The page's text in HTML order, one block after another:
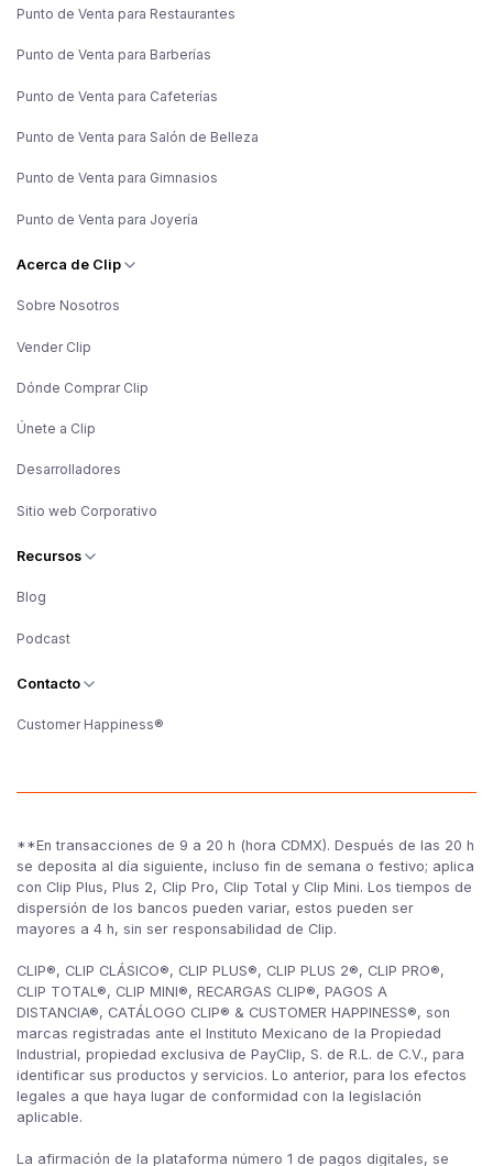
Punto de Venta para Restaurantes
Punto de Venta para Barberías
Punto de Venta para Cafeterías
Punto de Venta para Salón de Belleza
Punto de Venta para Gimnasios
Punto de Venta para Joyería
Acerca de Clip
Sobre Nosotros
Vender Clip
Dónde Comprar Clip
Únete a Clip
Desarrolladores
Sitio web Corporativo
Recursos
Blog
Podcast
Contacto
Customer Happiness®
**En transacciones de 9 a 20 h (hora CDMX). Después de las 20 h
se deposita al día siguiente, incluso fin de semana o festivo; aplica
con Clip Plus, Plus 2, Clip Pro, Clip Total y Clip Mini. Los tiempos de
dispersión de los bancos pueden variar, estos pueden ser
mayores a 4 h, sin ser responsabilidad de Clip.
CLIP®, CLIP CLÁSICO®, CLIP PLUS®, CLIP PLUS 2®, CLIP PRO®,
CLIP TOTAL®, CLIP MINI®, RECARGAS CLIP®, PAGOS A
DISTANCIA®, CATÁLOGO CLIP® & CUSTOMER HAPPINESS®, son
marcas registradas ante el Instituto Mexicano de la Propiedad
Industrial, propiedad exclusiva de PayClip, S. de R.L. de C.V., para
identificar sus productos y servicios. Lo anterior, para los efectos
legales a que haya lugar de conformidad con la legislación
aplicable.
La afirmación de la plataforma número 1 de pagos digitales, se